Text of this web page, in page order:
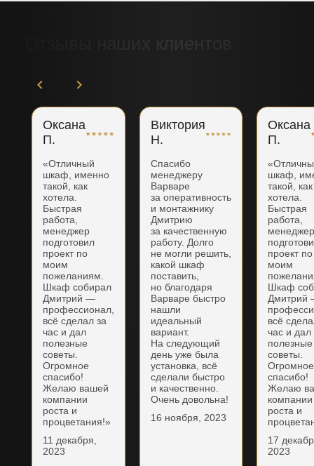
Оксана
П.
«Отличный
шкаф, именно
такой, как
хотела.
Быстрая
работа,
менеджер
подготовил
проект по
моим
пожеланиям.
Шкаф собирал
Дмитрий —
профессионал,
всё сделал за
час и дал
полезные
советы.
Огромное
спасибо!
Желаю вашей
компании
роста и
процветания!»
11 декабря,
2023
Виктория
Н.
Спасибо
менеджеру
Варваре
за оперативность
и монтажнику
Дмитрию
за качественную
работу. Долго
не могли решить,
какой шкаф
поставить,
но благодаря
Варваре быстро
нашли
идеальный
вариант.
На следующий
день уже была
установка, всё
сделали быстро
и качественно.
Очень довольна!
16 ноября, 2023
Оксана
П.
шкаф,
такой, как
хотела.
Быстрая
работа,
проект по
моим
Шкаф
Дмитрий
всё
час и дал
полезные
советы.
Огромное
спасибо!
Желаю
компании
роста и
17
2023